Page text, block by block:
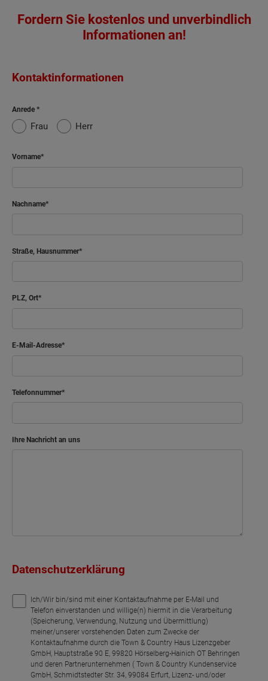
Fordern Sie kostenlos und unverbindlich
Informationen an!
Kontaktinformationen
Anrede
Frau Herr
Vorname
Nachname
Straße, Hausnummer
PLZ, Ort
E-Mail-Adresse
Telefonnummer
Ihre Nachricht an uns
Datenschutzerklärung
Ich/Wir bin/sind mit einer Kontaktaufnahme per E-Mail und
Telefon einverstanden und willige(n) hiermit in die Verarbeitung
(Speicherung, Verwendung, Nutzung und Übermittlung)
meiner/unserer vorstehenden Daten zum Zwecke der
Kontaktaufnahme durch die Town & Country Haus Lizenzgeber
GmbH, Hauptstraße 90 E, 99820 Hörselberg-Hainich OT Behringen
und deren Partnerunternehmen ( Town & Country Kundenservice
GmbH, Schmidtstedter Str. 34, 99084 Erfurt, Lizenz- und/oder